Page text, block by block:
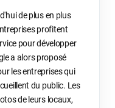
de plus en plus
profitent
pour développer
a alors proposé
les entreprises qui
du public. Les
de leurs locaux,